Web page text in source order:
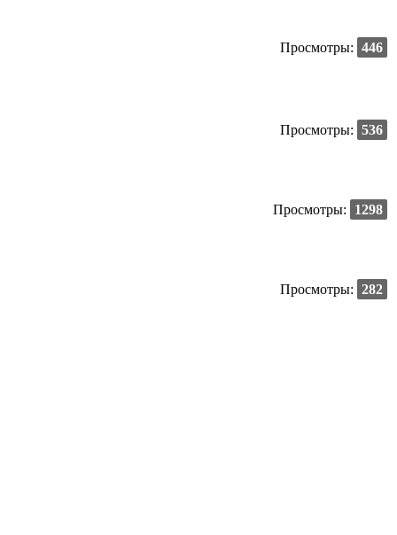
Просмотры: 446
Просмотры: 536
Просмотры: 1298
Просмотры: 282